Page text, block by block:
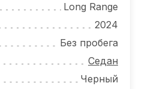
Long Range
2024
Без пробега
Седан
Черный